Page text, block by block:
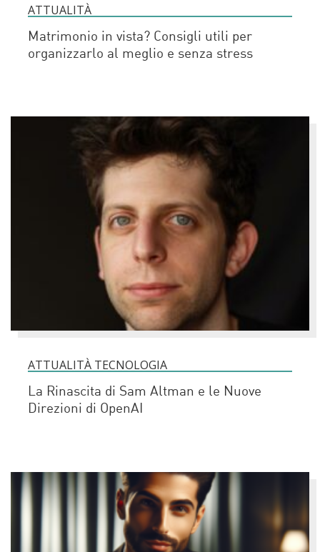
ATTUALITÀ
Matrimonio in vista? Consigli utili per
organizzarlo al meglio e senza stress
ATTUALITÀ TECNOLOGIA
La Rinascita di Sam Altman e le Nuove
Direzioni di OpenAI